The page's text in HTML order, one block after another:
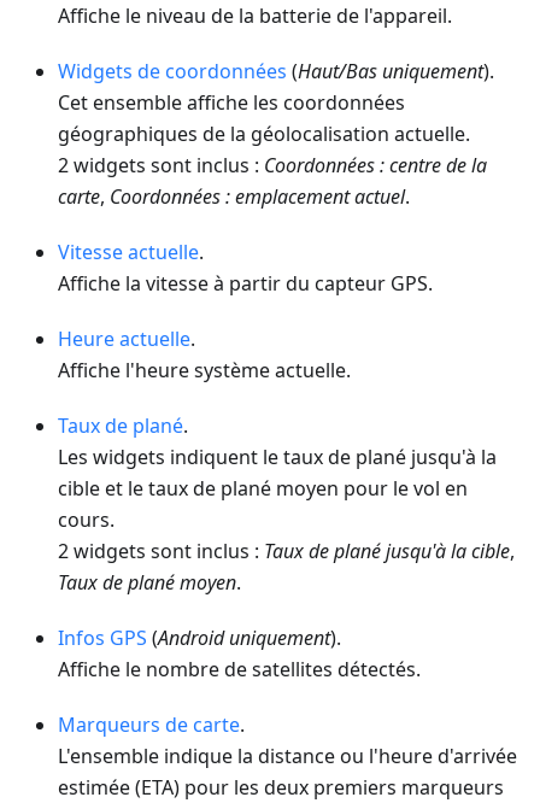
Affiche le niveau de la batterie de l'appareil.
Widgets de coordonnées (Haut/Bas uniquement).
Cet ensemble affiche les coordonnées
géographiques de la géolocalisation actuelle.
2 widgets sont inclus : Coordonnées : centre de la
carte, Coordonnées : emplacement actuel.
Vitesse actuelle.
Affiche la vitesse à partir du capteur GPS.
Heure actuelle.
Affiche l'heure système actuelle.
Taux de plané.
Les widgets indiquent le taux de plané jusqu'à la
cible et le taux de plané moyen pour le vol en
cours.
2 widgets sont inclus : Taux de plané jusqu'à la cible,
Taux de plané moyen.
Infos GPS (Android uniquement).
Affiche le nombre de satellites détectés.
Marqueurs de carte.
L'ensemble indique la distance ou l'heure d'arrivée
estimée (ETA) pour les deux premiers marqueurs